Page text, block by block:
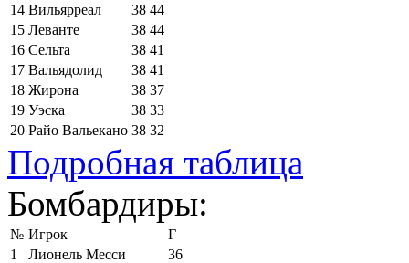
14 Вильярреал 38 44
15 Леванте 38 44
16 Сельта 38 41
17 Вальядолид 38 41
18 Жирона 38 37
19 Уэска 38 33
20 Райо Вальекано 38 32
Подробная таблица
Бомбардиры:
№ Игрок
Г
1
Лионель Месси
36